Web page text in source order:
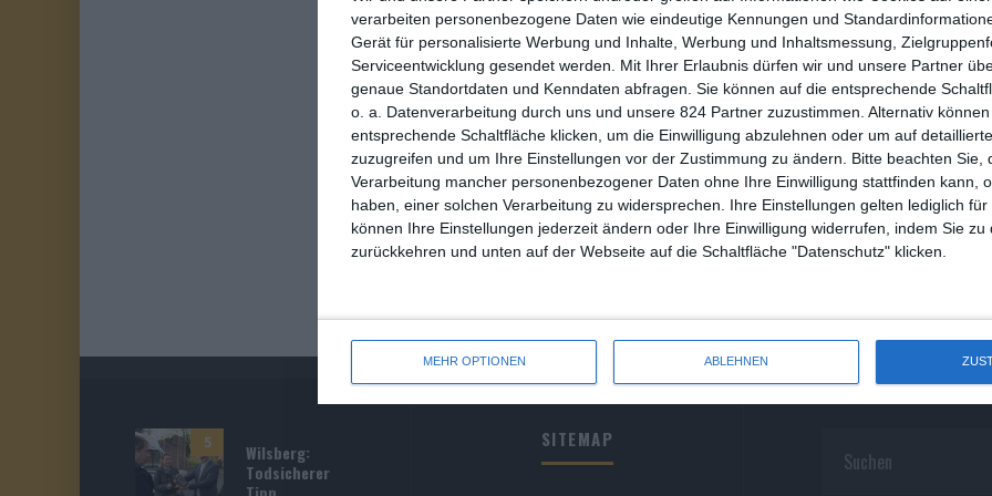
verarbeiten personenbezogene Daten wie eindeutige Kennungen und
Gerät für personalisierte Werbung und Inhalte, Werbung und Inhaltsmessung,
Serviceentwicklung gesendet werden.
Mit Ihrer Erlaubnis dürfen wir und unsere Partner
genaue Standortdaten und Kenndaten abfragen. Sie können auf die entsprechende
o. a. Datenverarbeitung durch uns und unsere 824 Partner zuzustimmen. Alternativ
entsprechende Schaltfläche klicken, um die Einwilligung abzulehnen oder um auf
zuzugreifen und um Ihre Einstellungen vor der Zustimmung zu ändern.
Bitte beachten Sie,
Verarbeitung mancher personenbezogener Daten ohne Ihre Einwilligung stattfinden kann,
haben, einer solchen Verarbeitung zu widersprechen. Ihre Einstellungen gelten lediglich
können Ihre Einstellungen jederzeit ändern oder Ihre Einwilligung widerrufen, indem Sie zu
zurückkehren und unten auf der Webseite auf die Schaltfläche "Datenschutz" klicken.
MEHR OPTIONEN ABLEHNEN
5
Wilsberg:
Todsicherer
SITEMAP